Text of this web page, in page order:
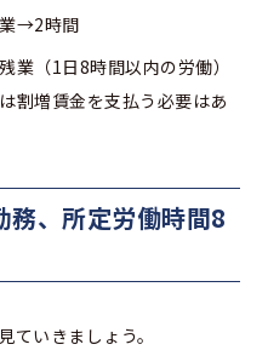
→2時間
業（1日8時間以内の労働）
割増賃金を支払う必要はあ
、所定労働時間8
ていきましょう。